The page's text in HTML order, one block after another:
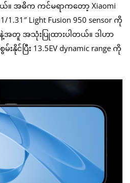
အဓိက ကင်မရာကတော့ Xiaomi
1.31″ Light Fusion 950 sensor ကို
နဲ့အတူ အသုံးပြုထားပါတယ်။ ဒါဟာ
းနိုင်ပြီး 13.5EV dynamic range ကို